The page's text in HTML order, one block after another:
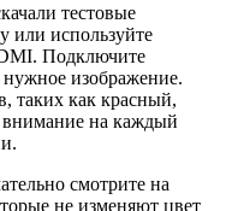
тестовые
или используйте
Подключите
нужное изображение.
таких как красный,
на каждый
смотрите на
не изменяют цвет